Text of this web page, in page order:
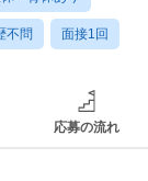
不問 面接1回
応募の流れ